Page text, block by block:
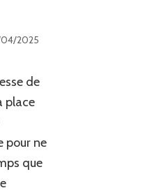
2025
de
place
pour ne
que